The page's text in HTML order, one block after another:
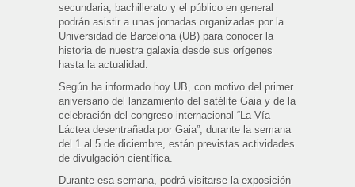
secundaria, bachillerato y el público en general
podrán asistir a unas jornadas organizadas por la
Universidad de Barcelona (UB) para conocer la
historia de nuestra galaxia desde sus orígenes
hasta la actualidad.
Según ha informado hoy UB, con motivo del primer
aniversario del lanzamiento del satélite Gaia y de la
celebración del congreso internacional “La Vía
Láctea desentrañada por Gaia”, durante la semana
del 1 al 5 de diciembre, están previstas actividades
de divulgación científica.
Durante esa semana, podrá visitarse la exposición